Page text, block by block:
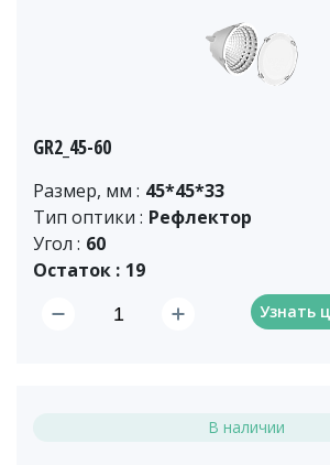
GR2_45-60
Размер, мм : 45*45*33
Тип оптики : Рефлектор
Угол : 60
Остаток : 19
Узнать
В наличии